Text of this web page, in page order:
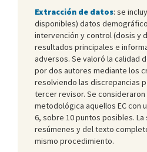
Extracción de datos: se
disponibles) datos
intervención y control (dosis y
resultados principales e
adversos. Se valoró la calidad
por dos autores mediante los
resolviendo las discrepancias
tercer revisor. Se consideraron
metodológica aquellos EC con
6, sobre 10 puntos posibles.
resúmenes y del texto
mismo procedimiento.